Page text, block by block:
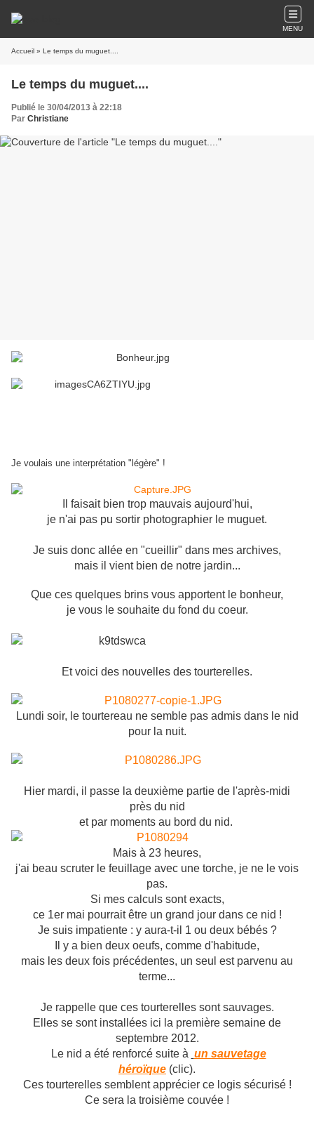
MENU
Accueil » Le temps du muguet....
Le temps du muguet....
Publié le 30/04/2013 à 22:18
Par Christiane
Je voulais une interprétation "légère" !
Il faisait bien trop mauvais aujourd'hui,
je n'ai pas pu sortir photographier le muguet.
Je suis donc allée en "cueillir" dans mes archives,
mais il vient bien de notre jardin...
Que ces quelques brins vous apportent le bonheur,
je vous le souhaite du fond du coeur.
Et voici des nouvelles des tourterelles.
Lundi soir, le tourtereau ne semble pas admis dans le nid
pour la nuit.
Hier mardi, il passe la deuxième partie de l'après-midi
près du nid
et par moments au bord du nid.
Mais à 23 heures,
j'ai beau scruter le feuillage avec une torche, je ne le vois
pas.
Si mes calculs sont exacts,
ce 1er mai pourrait être un grand jour dans ce nid !
Je suis impatiente : y aura-t-il 1 ou deux bébés ?
Il y a bien deux oeufs, comme d'habitude,
mais les deux fois précédentes, un seul est parvenu au
terme...
Je rappelle que ces tourterelles sont sauvages.
Elles se sont installées ici la première semaine de
septembre 2012.
Le nid a été renforcé suite à un sauvetage
héroïque (clic).
Ces tourterelles semblent apprécier ce logis sécurisé !
Ce sera la troisième couvée !